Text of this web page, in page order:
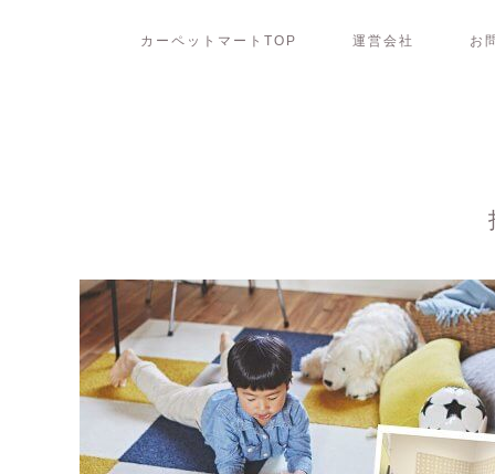
カーペットマートTOP 運営会社 お